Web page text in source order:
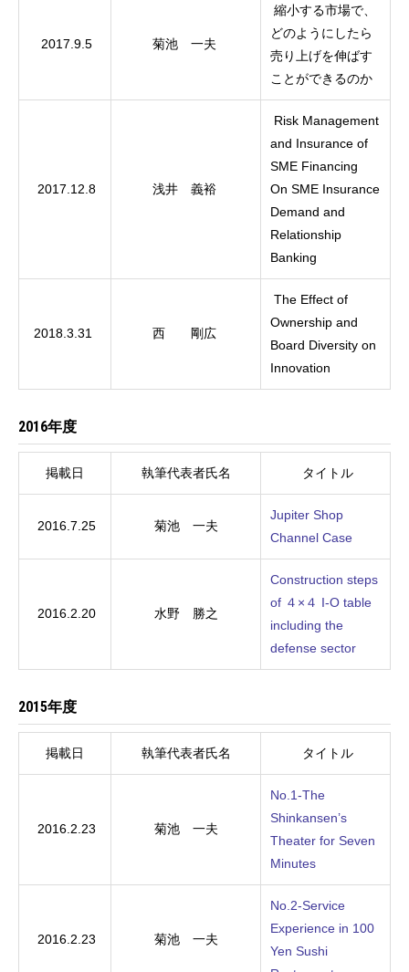
2017.9.5 菊池 一夫
縮小する市場で、
どのようにしたら
売り上げを伸ばす
ことができるのか
2017.12.8 浅井 義裕
Risk Management
and Insurance of
SME Financing
On SME Insurance
Demand and
Relationship
Banking
2018.3.31 西 剛広
The Effect of
Ownership and
Board Diversity on
Innovation
2016年度
掲載日 執筆代表者氏名 タイトル
2016.7.25 菊池 一夫
Jupiter Shop
Channel Case
2016.2.20 水野 勝之
Construction steps
of ４×４ I‐O table
including the
defense sector
2015年度
掲載日 執筆代表者氏名 タイトル
2016.2.23 菊池 一夫
No.1-The
Shinkansen’s
Theater for Seven
Minutes
2016.2.23 菊池 一夫
No.2-Service
Experience in 100
Yen Sushi